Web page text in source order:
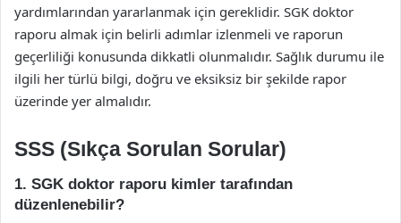
yardımlarından yararlanmak için gereklidir. SGK doktor
raporu almak için belirli adımlar izlenmeli ve raporun
geçerliliği konusunda dikkatli olunmalıdır. Sağlık durumu ile
ilgili her türlü bilgi, doğru ve eksiksiz bir şekilde rapor
üzerinde yer almalıdır.
SSS (Sıkça Sorulan Sorular)
1. SGK doktor raporu kimler tarafından
düzenlenebilir?